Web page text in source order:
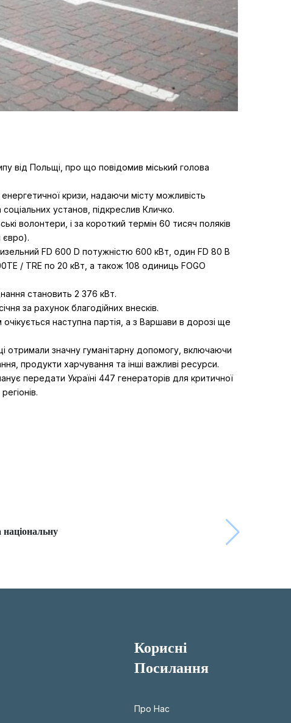
від Польщі, про що повідомив міський голова
кризи, надаючи місту можливість
соціальних установ, підкреслив Кличко.
волонтери, і за короткий термін 60 тисяч поляків
євро).
FD 600 D потужністю 600 кВт, один FD 80 B
/ TRE по 20 кВт, а також 108 одиниць FOGO
становить 2 376 кВт.
за рахунок благодійних внесків.
наступна партія, а з Варшави в дорозі ще
отримали значну гуманітарну допомогу, включаючи
продукти харчування та інші важливі ресурси.
передати Україні 447 генераторів для критичної
Корисні
Посилання
Про Нас